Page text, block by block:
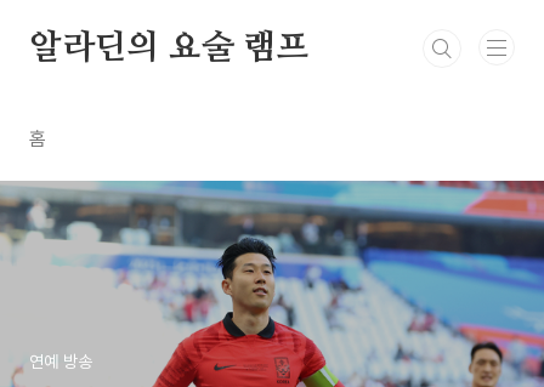
알라딘의 요술 램프
홈
연예 방송